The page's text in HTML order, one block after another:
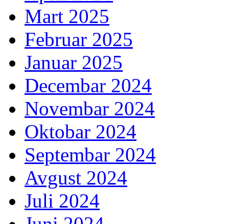
Mart 2025
Februar 2025
Januar 2025
Decembar 2024
Novembar 2024
Oktobar 2024
Septembar 2024
Avgust 2024
Juli 2024